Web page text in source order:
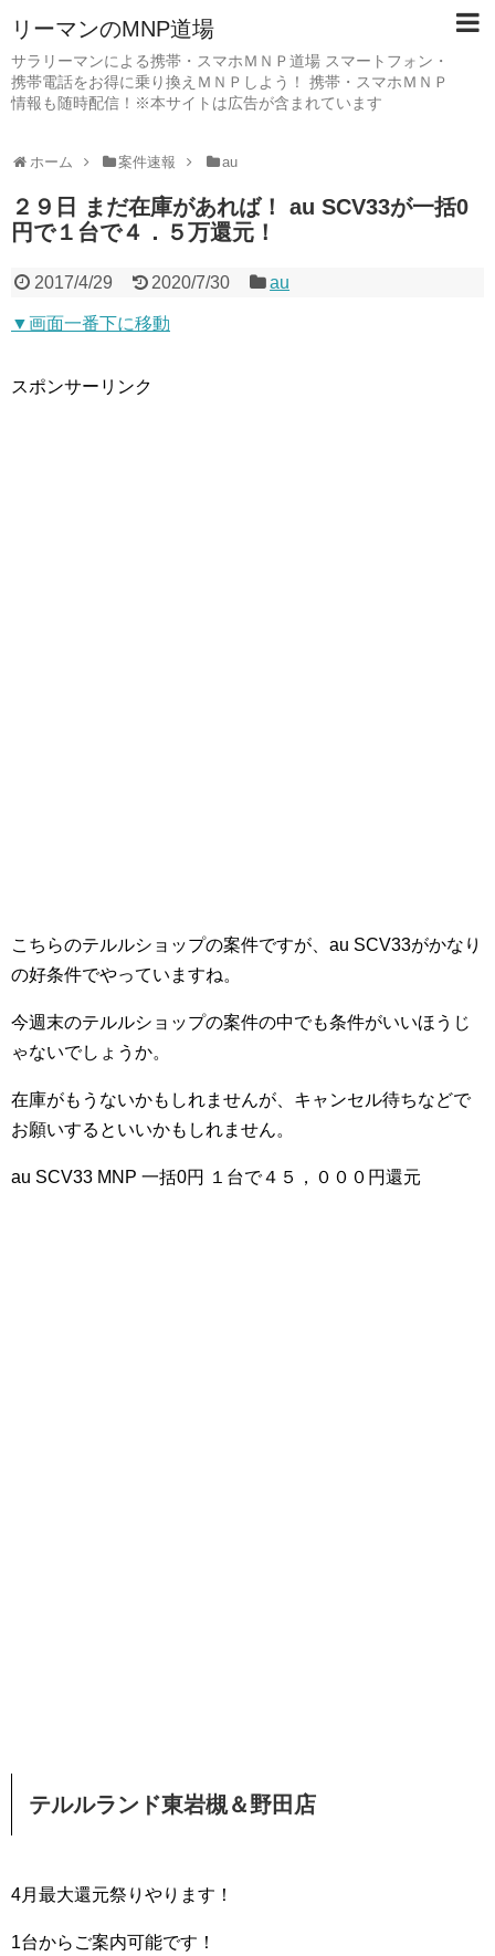
リーマンのMNP道場
サラリーマンによる携帯・スマホＭＮＰ道場 スマートフォン・
携帯電話をお得に乗り換えＭＮＰしよう！ 携帯・スマホＭＮＰ
情報も随時配信！※本サイトは広告が含まれています
ホーム 案件速報 au
２９日 まだ在庫があれば！ au SCV33が一括0
円で１台で４．５万還元！
2017/4/29 2020/7/30 au
▼画面一番下に移動
スポンサーリンク
こちらのテルルショップの案件ですが、au SCV33がかなり
の好条件でやっていますね。
今週末のテルルショップの案件の中でも条件がいいほうじ
ゃないでしょうか。
在庫がもうないかもしれませんが、キャンセル待ちなどで
お願いするといいかもしれません。
au SCV33 MNP 一括0円 １台で４５，０００円還元
テルルランド東岩槻＆野田店
4月最大還元祭りやります！
1台からご案内可能です！